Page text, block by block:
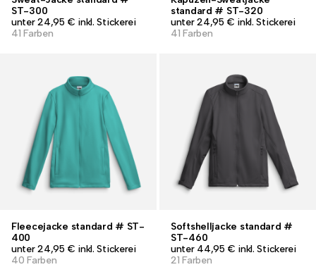
ST-300
unter 24,95 € inkl. Stickerei
41 Farben
standard # ST-320
unter 24,95 € inkl. Stickerei
41 Farben
Fleecejacke standard # ST-
400
unter 24,95 € inkl. Stickerei
40 Farben
Softshelljacke standard #
ST-460
unter 44,95 € inkl. Stickerei
21 Farben